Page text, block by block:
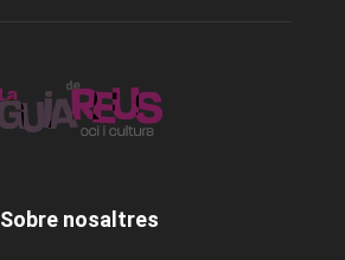
Sobre nosaltres